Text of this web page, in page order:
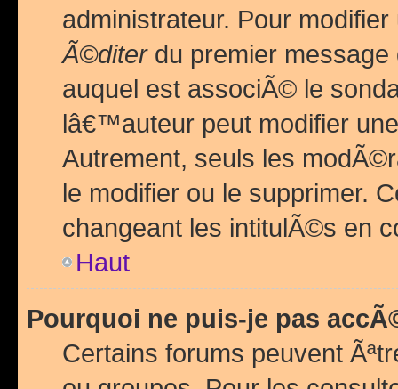
administrateur. Pour
Ã©diterdu premier
auquel est associÃ© le
lâ€™auteur peut modifier
Autrement, seuls les
le modifier ou le supprimer.
changeant les intitulÃ©s en
Haut
Pourquoi ne puis-je pas
Certains forums peuvent